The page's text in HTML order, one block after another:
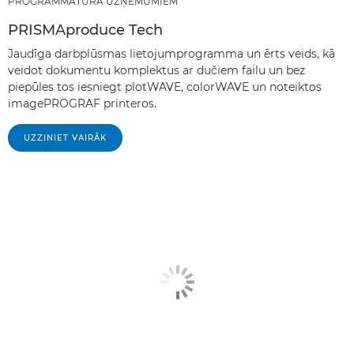
PRISMAproduce Tech
Jaudīga darbplūsmas lietojumprogramma un ērts veids, kā
veidot dokumentu komplektus ar dučiem failu un bez
piepūles tos iesniegt plotWAVE, colorWAVE un noteiktos
imagePROGRAF printeros.
UZZINIET VAIRĀK